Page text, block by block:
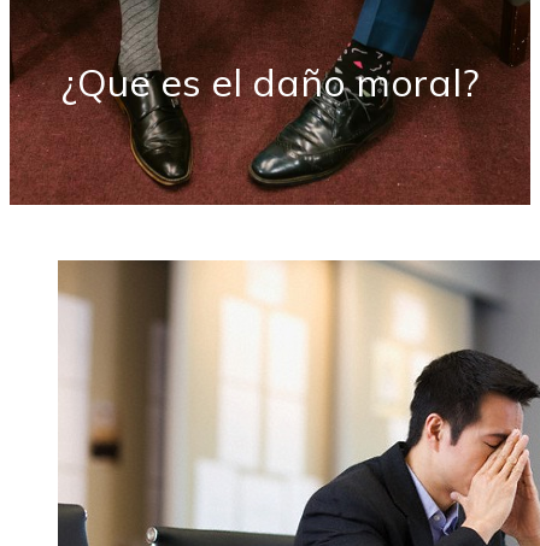
¿Que es el daño moral?